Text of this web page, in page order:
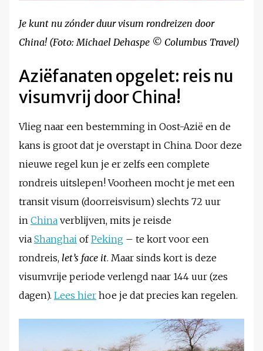
Je kunt nu zónder duur visum rondreizen door
China! (Foto: Michael Dehaspe © Columbus Travel)
Aziëfanaten opgelet: reis nu
visumvrij door China!
Vlieg naar een bestemming in Oost-Azië en de
kans is groot dat je overstapt in China. Door deze
nieuwe regel kun je er zelfs een complete
rondreis uitslepen! Voorheen mocht je met een
transit visum (doorreisvisum) slechts 72 uur
in China verblijven, mits je reisde
via Shanghai ofPeking – te kort voor een
rondreis, let’s face it. Maar sinds kort is deze
visumvrije periode verlengd naar 144 uur (zes
dagen). Lees hier hoe je dat precies kan regelen.